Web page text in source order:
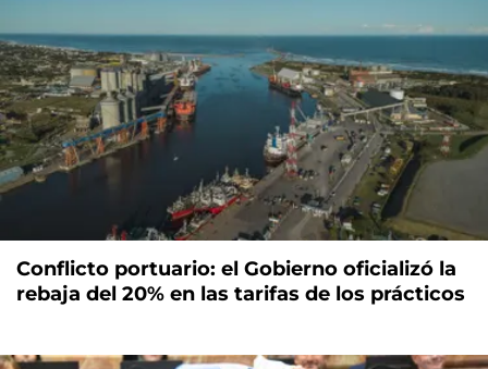
Conflicto portuario: el Gobierno oficializó la
rebaja del 20% en las tarifas de los prácticos